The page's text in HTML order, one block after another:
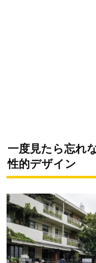
一度見たら忘れ
性的デザイン